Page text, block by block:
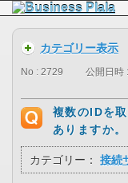
カテゴリー表示
No : 2729 公開日時
複数のIDを
ありますか。
カテゴリー： 接続